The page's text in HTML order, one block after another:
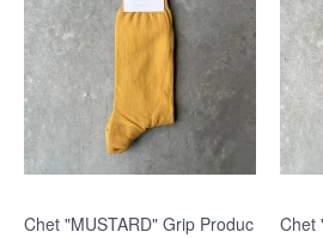
Chet "MUSTARD" Grip Produc
Chet